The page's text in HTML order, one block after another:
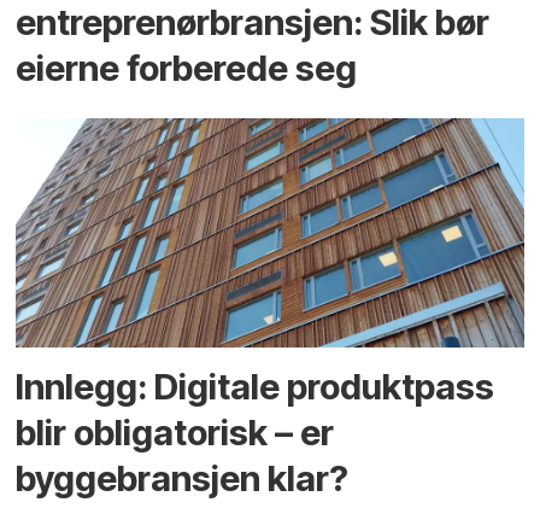
entreprenør­bransjen: Slik bør
eierne forberede seg
Innlegg: Digitale produktpass
blir obligatorisk – er
byggebransjen klar?